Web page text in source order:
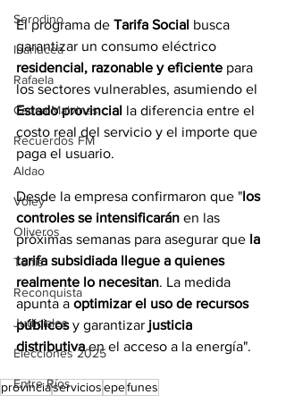
Serodino
Ibarlucea
Rafaela
Causa Malvinas
Recuerdos FM
Aldao
Voley
Oliveros
Tenis
Reconquista
Judiciales
Elecciones 2025
Entre Ríos
El programa de Tarifa Social busca
garantizar un consumo eléctrico
residencial, razonable y eficiente para
los sectores vulnerables, asumiendo el
Estado provincial la diferencia entre el
costo real del servicio y el importe que
paga el usuario.
Desde la empresa confirmaron que "los
controles se intensificarán en las
próximas semanas para asegurar que la
tarifa subsidiada llegue a quienes
realmente lo necesitan. La medida
apunta a optimizar el uso de recursos
públicos y garantizar justicia
distributiva en el acceso a la energía".
provinciaserviciosepefunes